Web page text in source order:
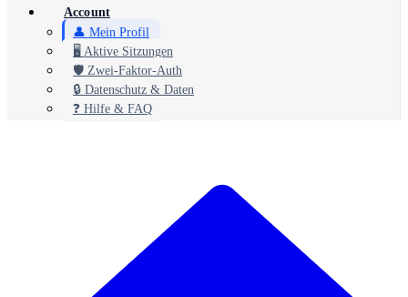
Account
👤 Mein Profil
🖥️ Aktive Sitzungen
🛡️ Zwei-Faktor-Auth
🔒 Datenschutz & Daten
❓ Hilfe & FAQ